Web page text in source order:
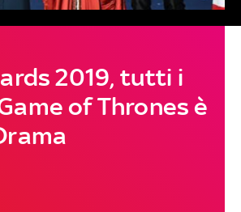
2019, tutti i
of Thrones è